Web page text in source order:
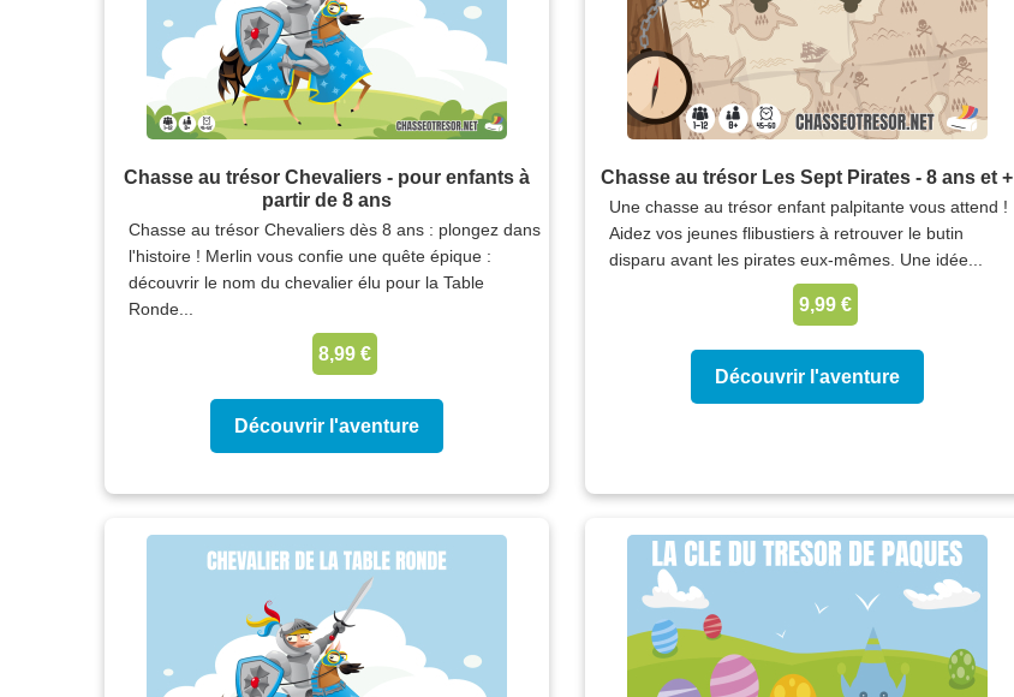
Chasse au trésor Chevaliers - pour enfants à
partir de 8 ans
Chasse au trésor Chevaliers dès 8 ans : plongez dans
l'histoire ! Merlin vous confie une quête épique :
découvrir le nom du chevalier élu pour la Table
Ronde...
8,99 €
Découvrir l'aventure
Chasse au trésor Les Sept Pirates - 8 ans et +
Une chasse au trésor enfant palpitante vous attend !
Aidez vos jeunes flibustiers à retrouver le butin
disparu avant les pirates eux-mêmes. Une idée...
9,99 €
Découvrir l'aventure